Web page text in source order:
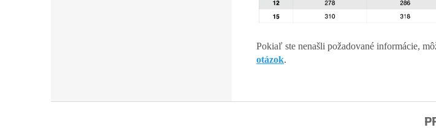
Pokiaľ ste nenašli požadované informácie,
otázok.